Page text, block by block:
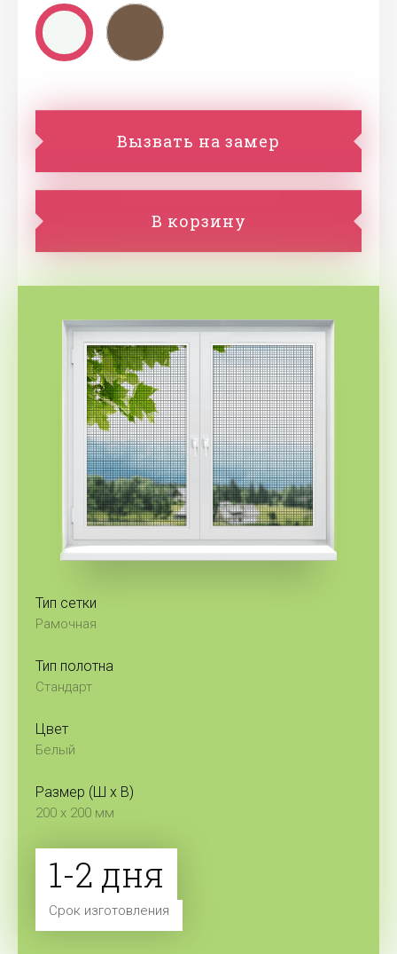
Вызвать на замер
В корзину
Тип сетки
Рамочная
Тип полотна
Стандарт
Цвет
Белый
Размер (Ш x В)
200 x 200 мм
1-2 дня
Срок изготовления